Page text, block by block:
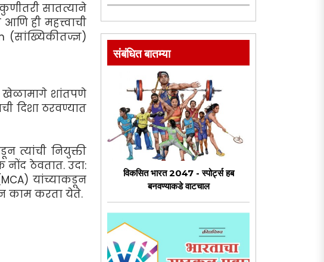
सातत्याने
ही महत्त्वाची
खेळामागे शांतपणे
दिशा ठरवण्यात
त्यांची नियुक्ती
ठेवतात. उदा:
यांच्याकडून
काम करता येते.
संबंधित बातम्या
विकसित भारत 2047 - स्पोर्ट्स हब
बनवण्याकडे वाटचाल